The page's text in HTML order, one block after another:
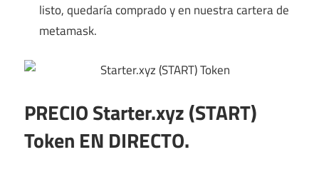
listo, quedaría comprado y en nuestra cartera de
metamask.
PRECIOStarter.xyz (START)
Token EN DIRECTO.